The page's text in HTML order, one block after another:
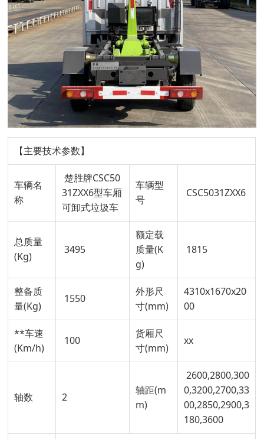
【主要技术参数】
车辆名
称
楚胜牌CSC50
31ZXX6型车厢
可卸式垃圾车
车辆型
号
CSC5031ZXX6
总质量
(Kg)
3495
额定载
质量(K
g)
1815
整备质
量(Kg)
1550
外形尺
寸(mm)
4310x1670x20
00
**车速
(Km/h)
100
货厢尺
寸(mm)
xx
轴数 2
轴距(m
m)
2600,2800,300
0,3200,2700,33
00,2850,2900,3
180,3600